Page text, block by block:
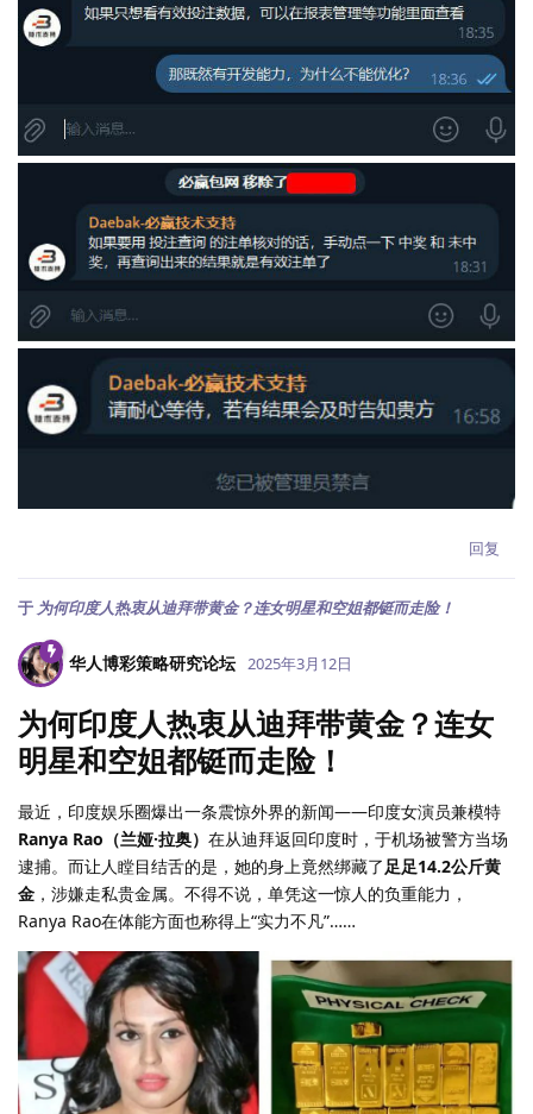
回复
于 为何印度人热衷从迪拜带黄金？连女明星和空姐都铤而走险！
华人博彩策略研究论坛 2025年3月12日
为何印度人热衷从迪拜带黄金？连女
明星和空姐都铤而走险！
最近，印度娱乐圈爆出一条震惊外界的新闻——印度女演员兼模特
Ranya Rao（兰娅·拉奥） 在从迪拜返回印度时，于机场被警方当场
逮捕。而让人瞠目结舌的是，她的身上竟然绑藏了足足14.2公斤黄
金 ，涉嫌走私贵金属。不得不说，单凭这一惊人的负重能力，
Ranya Rao在体能方面也称得上“实力不凡”……